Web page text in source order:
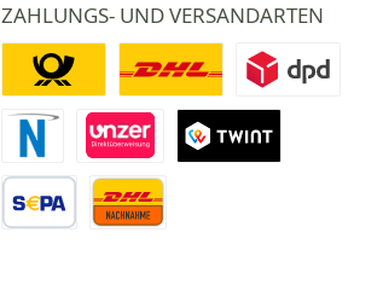
ZAHLUNGS- UND VERSANDARTEN
Novalnet ZahlungDirektüberweisung
Deutsche PostDHL DPD